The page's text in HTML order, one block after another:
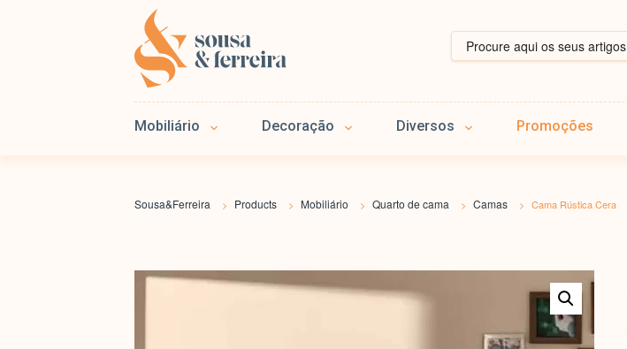
Mobiliário Decoração Diversos Promoções
Sousa&Ferreira > Products > Mobiliário > Quarto de cama > Camas > Cama Rústica Cera